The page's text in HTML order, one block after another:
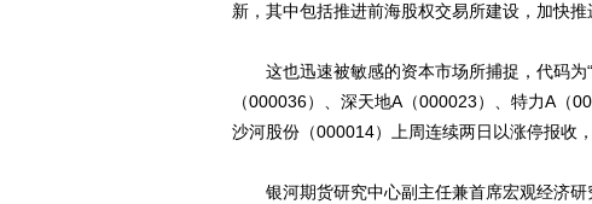
新，其中包括推进前海股权交易所建设，加快
这也迅速被敏感的资本市场所捕捉，代码为
（000036）、深天地A（000023）、特力A（
沙河股份（000014）上周连续两日以涨停报收
银河期货研究中心副主任兼首席宏观经济研